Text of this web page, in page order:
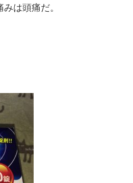
は頭痛だ。